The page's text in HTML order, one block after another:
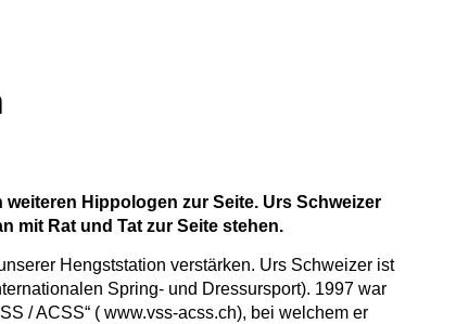
Hippologen zur Seite. Urs Schweizer
mit Rat und Tat zur Seite stehen.
Hengststation verstärken. Urs Schweizer ist
Spring- und Dressursport). 1997 war
/ ACSS“ ( www.vss-acss.ch), bei welchem er